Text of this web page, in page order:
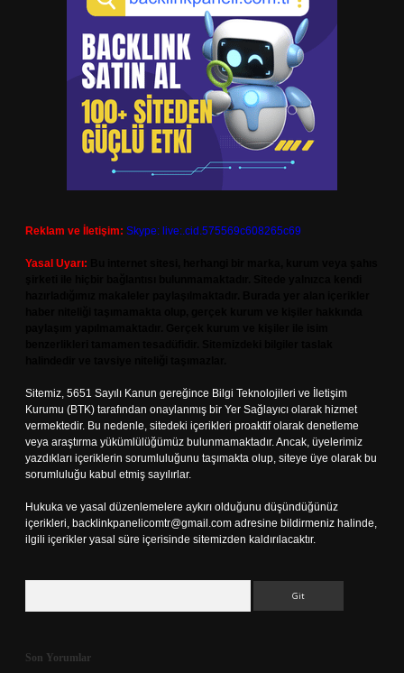
Reklam ve İletişim: Skype: live:.cid.575569c608265c69
Yasal Uyarı:
Sitemiz, 5651 Sayılı Kanun gereğince Bilgi Teknolojileri ve İletişim
Kurumu (BTK) tarafından onaylanmış bir Yer Sağlayıcı olarak hizmet
vermektedir. Bu nedenle, sitedeki içerikleri proaktif olarak denetleme
veya araştırma yükümlülüğümüz bulunmamaktadır. Ancak, üyelerimiz
yazdıkları içeriklerin sorumluluğunu taşımakta olup, siteye üye olarak bu
sorumluluğu kabul etmiş sayılırlar.
Hukuka ve yasal düzenlemelere aykırı olduğunu düşündüğünüz
içerikleri, backlinkpanelicomtr@gmail.com adresine bildirmeniz halinde,
ilgili içerikler yasal süre içerisinde sitemizden kaldırılacaktır.
Son Yorumlar